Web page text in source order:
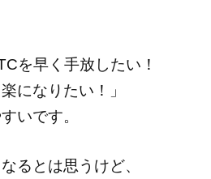
を早く手放したい！
になりたい！」
いです。
るとは思うけど、